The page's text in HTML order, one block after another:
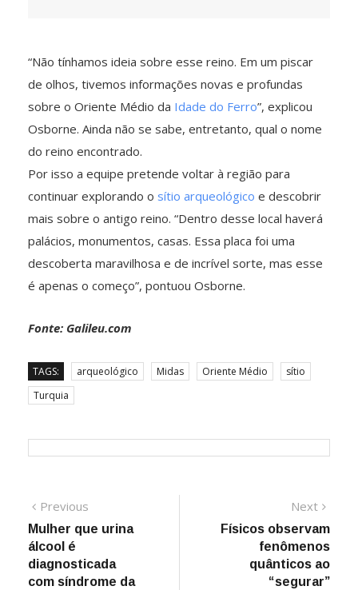
“Não tínhamos ideia sobre esse reino. Em um piscar
de olhos, tivemos informações novas e profundas
sobre o Oriente Médio da Idade do Ferro”, explicou
Osborne. Ainda não se sabe, entretanto, qual o nome
do reino encontrado.
Por isso a equipe pretende voltar à região para
continuar explorando o sítio arqueológico e descobrir
mais sobre o antigo reino. “Dentro desse local haverá
palácios, monumentos, casas. Essa placa foi uma
descoberta maravilhosa e de incrível sorte, mas esse
é apenas o começo”, pontuou Osborne.
Fonte: Galileu.com
TAGS: arqueológico Midas Oriente Médio
sítio
Turquia
Navegação
de
Post
Previous
post:
Mulher que urina
álcool é
diagnosticada
com síndrome da
Next
post:
Físicos observam
fenômenos
quânticos ao
“segurar”